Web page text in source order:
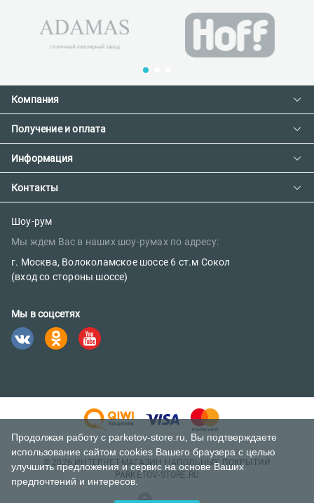
Компания
Контакты
О компании
Сотрудничество
Наш блог
Получение и оплата
Доставка и оплата
Предзаказ товара с фабрики
Информация
Как сделать заказ
Политика конфиденциальности
Контакты
E-mail:
sales@parketov-store.ru
Телефоны:
Шоу-рум
Мы ждем Вас в наших шоу-румах по адресу:
г. Москва, Волоколамское шоссе 6 ст.м Сокол
(вход со стороны шоссе)
Мы в соцсетях
© 2026 ИНТЕРНЕТ-МАГАЗИН НАПОЛЬНЫХ ПОКРЫТИЙ
PARKETOV-STORE.RU
Продолжая работу с parketov-store.ru, Вы подтверждаете
использование сайтом cookies Вашего браузера с целью
улучшить предложения и сервис на основе Ваших
предпочтений и интересов.